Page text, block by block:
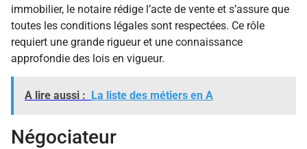
immobilier, le notaire rédige l’acte de vente et s’assure que
toutes les conditions légales sont respectées. Ce rôle
requiert une grande rigueur et une connaissance
approfondie des lois en vigueur.
A lire aussi : La liste des métiers en A
Négociateur